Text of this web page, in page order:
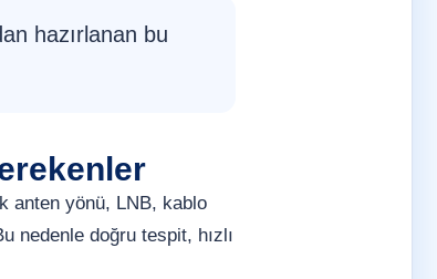
hazırlanan bu
anten yönü, LNB, kablo
nedenle doğru tespit, hızlı